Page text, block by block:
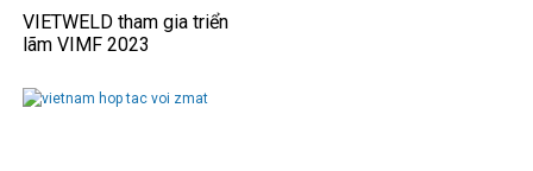
VIETWELD tham gia triển
lãm VIMF 2023